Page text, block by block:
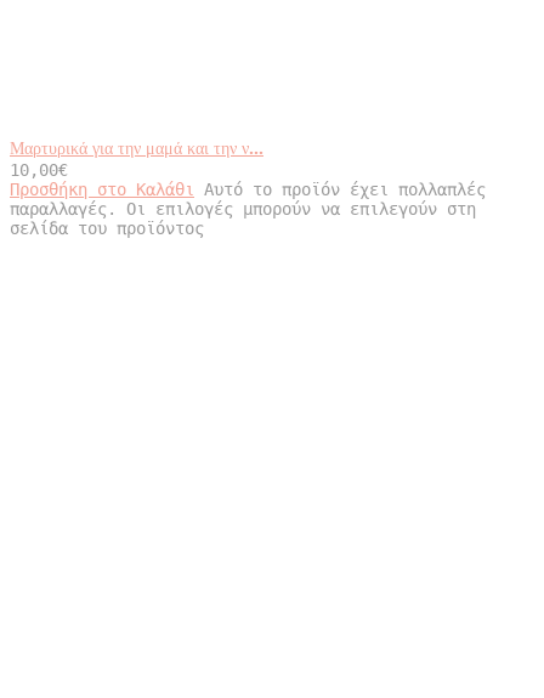
Μαρτυρικά για την μαμά και την ν...
10,00€
Προσθήκη στο Καλάθι
Αυτό το προϊόν έχει πολλαπλές
παραλλαγές. Οι επιλογές μπορούν να επιλεγούν στη
σελίδα του προϊόντος